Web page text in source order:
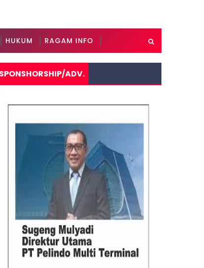
HUKUM RAGAM INFO
SPONSHORSHIP/ADV.